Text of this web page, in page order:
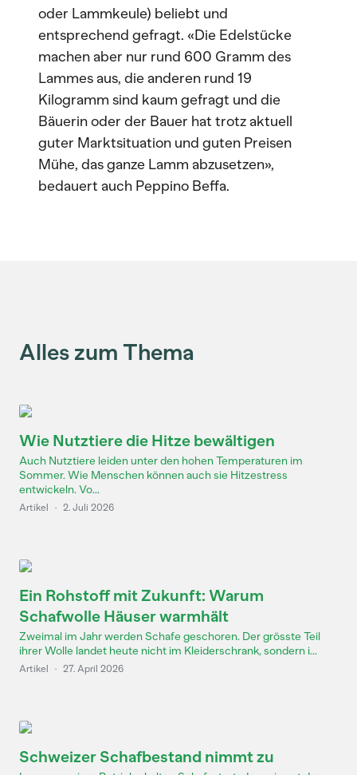
oder Lammkeule) beliebt und
entsprechend gefragt. «Die Edelstücke
machen aber nur rund 600 Gramm des
Lammes aus, die anderen rund 19
Kilogramm sind kaum gefragt und die
Bäuerin oder der Bauer hat trotz aktuell
guter Marktsituation und guten Preisen
Mühe, das ganze Lamm abzusetzen»,
bedauert auch Peppino Beffa.
Alles zum Thema
Wie Nutztiere die Hitze bewältigen
Auch Nutztiere leiden unter den hohen Temperaturen im
Sommer. Wie Menschen können auch sie Hitzestress
entwickeln. Vo...
Artikel · 2. Juli 2026
Ein Rohstoff mit Zukunft: Warum
Schafwolle Häuser warmhält
Zweimal im Jahr werden Schafe geschoren. Der grösste Teil
ihrer Wolle landet heute nicht im Kleiderschrank, sondern i...
Artikel · 27. April 2026
Schweizer Schafbestand nimmt zu